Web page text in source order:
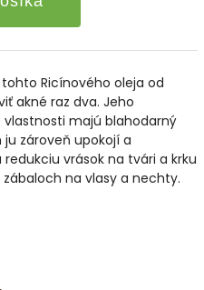
Ricínového oleja od
akné raz dva. Jeho
majú blahodarný
zároveň upokojí a
vrások na tvári a krku
na vlasy a nechty.